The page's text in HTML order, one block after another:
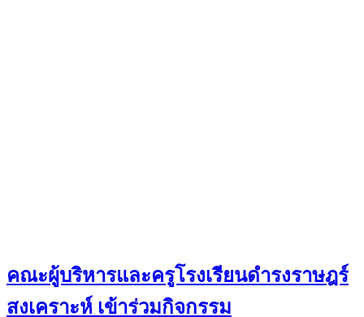
คณะผู้บริหารและครูโรงเรียนดำรงราษฎร์
สงเคราะห์ เข้าร่วมกิจกรรม